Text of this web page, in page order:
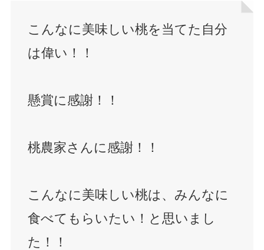
こんなに美味しい桃を当てた自分
は偉い！！
懸賞に感謝！！
桃農家さんに感謝！！
こんなに美味しい桃は、みんなに
食べてもらいたい！と思いまし
た！！